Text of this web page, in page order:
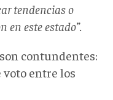
tendencias o
en este estado”.
contundentes:
entre los